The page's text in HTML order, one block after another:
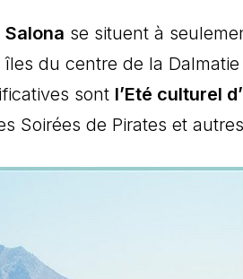
Salona se situent à
du centre de la
sont l’Eté culturel
Soirées de Pirates et